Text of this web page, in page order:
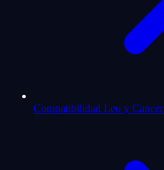
Compatibilidad Leo y Cancer